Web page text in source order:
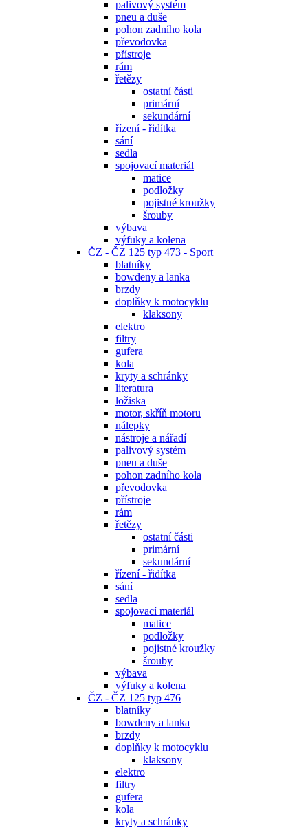
palivový systém
pneu a duše
pohon zadního kola
převodovka
přístroje
rám
řetězy
ostatní části
primární
sekundární
řízení - řidítka
sání
sedla
spojovací materiál
matice
podložky
pojistné kroužky
šrouby
výbava
výfuky a kolena
ČZ - ČZ 125 typ 473 - Sport
blatníky
bowdeny a lanka
brzdy
doplňky k motocyklu
klaksony
elektro
filtry
gufera
kola
kryty a schránky
literatura
ložiska
motor, skříň motoru
nálepky
nástroje a nářadí
palivový systém
pneu a duše
pohon zadního kola
převodovka
přístroje
rám
řetězy
ostatní části
primární
sekundární
řízení - řidítka
sání
sedla
spojovací materiál
matice
podložky
pojistné kroužky
šrouby
výbava
výfuky a kolena
ČZ - ČZ 125 typ 476
blatníky
bowdeny a lanka
brzdy
doplňky k motocyklu
klaksony
elektro
filtry
gufera
kola
kryty a schránky